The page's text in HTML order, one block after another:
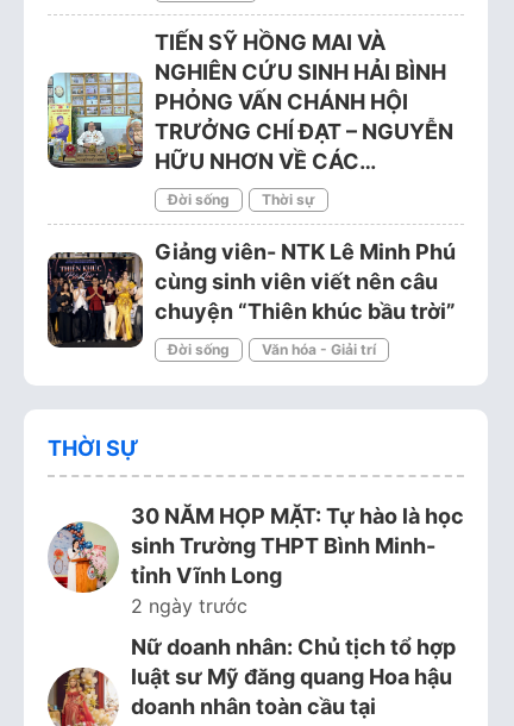
TIẾN SỸ HỒNG MAI VÀ
NGHIÊN CỨU SINH HẢI BÌNH
PHỎNG VẤN CHÁNH HỘI
TRƯỞNG CHÍ ĐẠT – NGUYỄN
HỮU NHƠN VỀ CÁC…
Đời sống Thời sự
Giảng viên- NTK Lê Minh Phú
cùng sinh viên viết nên câu
chuyện “Thiên khúc bầu trời”
Đời sống Văn hóa - Giải trí
THỜI SỰ
30 NĂM HỌP MẶT: Tự hào là học
sinh Trường THPT Bình Minh-
tỉnh Vĩnh Long
2 ngày trước
Nữ doanh nhân: Chủ tịch tổ hợp
luật sư Mỹ đăng quang Hoa hậu
doanh nhân toàn cầu tại